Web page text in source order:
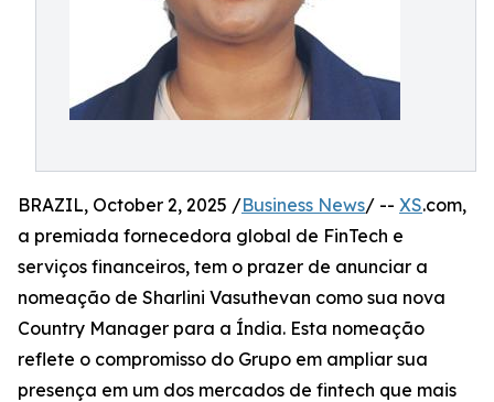
BRAZIL, October 2, 2025 /Business News/ -- XS.com,
a premiada fornecedora global de FinTech e
serviços financeiros, tem o prazer de anunciar a
nomeação de Sharlini Vasuthevan como sua nova
Country Manager para a Índia. Esta nomeação
reflete o compromisso do Grupo em ampliar sua
presença em um dos mercados de fintech que mais